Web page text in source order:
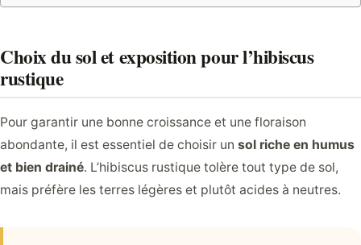
Choix du sol et exposition pour l’hibiscus
rustique
Pour garantir une bonne croissance et une floraison
abondante, il est essentiel de choisir un sol riche en humus
et bien drainé. L’hibiscus rustique tolère tout type de sol,
mais préfère les terres légères et plutôt acides à neutres.